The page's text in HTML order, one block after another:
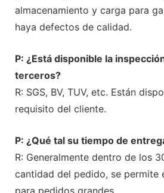
almacenamiento y carga para
haya defectos de calidad.
P: ¿Está disponible la
terceros?
R: SGS, BV, TUV, etc. Están
requisito del cliente.
P: ¿Qué tal su tiempo de
R: Generalmente dentro de los
cantidad del pedido, se permite
para pedidos grandes.